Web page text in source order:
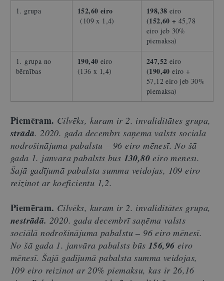
1. grupa 152,60 eiro
(109 x 1,4)
198,38 eiro
(152,60 + 45,78
eiro jeb 30%
piemaksa)
1. grupa no
bērnības
190,40 eiro
(136 x 1,4)
247,52 eiro
(190,40 eiro +
57,12 eiro jeb 30%
piemaksa)
Piemēram. Cilvēks, kuram ir 2. invaliditātes grupa,
strādā. 2020. gada decembrī saņēma valsts sociālā
nodrošinājuma pabalstu – 96 eiro mēnesī. No šā
gada 1. janvāra pabalsts būs 130,80 eiro mēnesī.
Šajā gadījumā pabalsta summa veidojas, 109 eiro
reizinot ar koeficientu 1,2.
Piemēram. Cilvēks, kuram ir 2. invaliditātes grupa,
nestrādā. 2020. gada decembrī saņēma valsts
sociālā nodrošinājuma pabalstu – 96 eiro mēnesī.
No šā gada 1. janvāra pabalsts būs 156,96 eiro
mēnesī. Šajā gadījumā pabalsta summa veidojas,
109 eiro reizinot ar 20% piemaksu, kas ir 26,16